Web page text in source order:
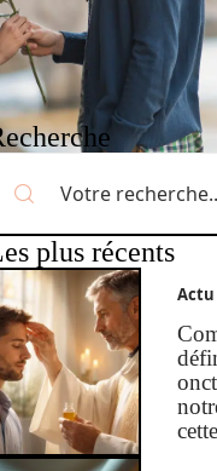
plus récents
Actu